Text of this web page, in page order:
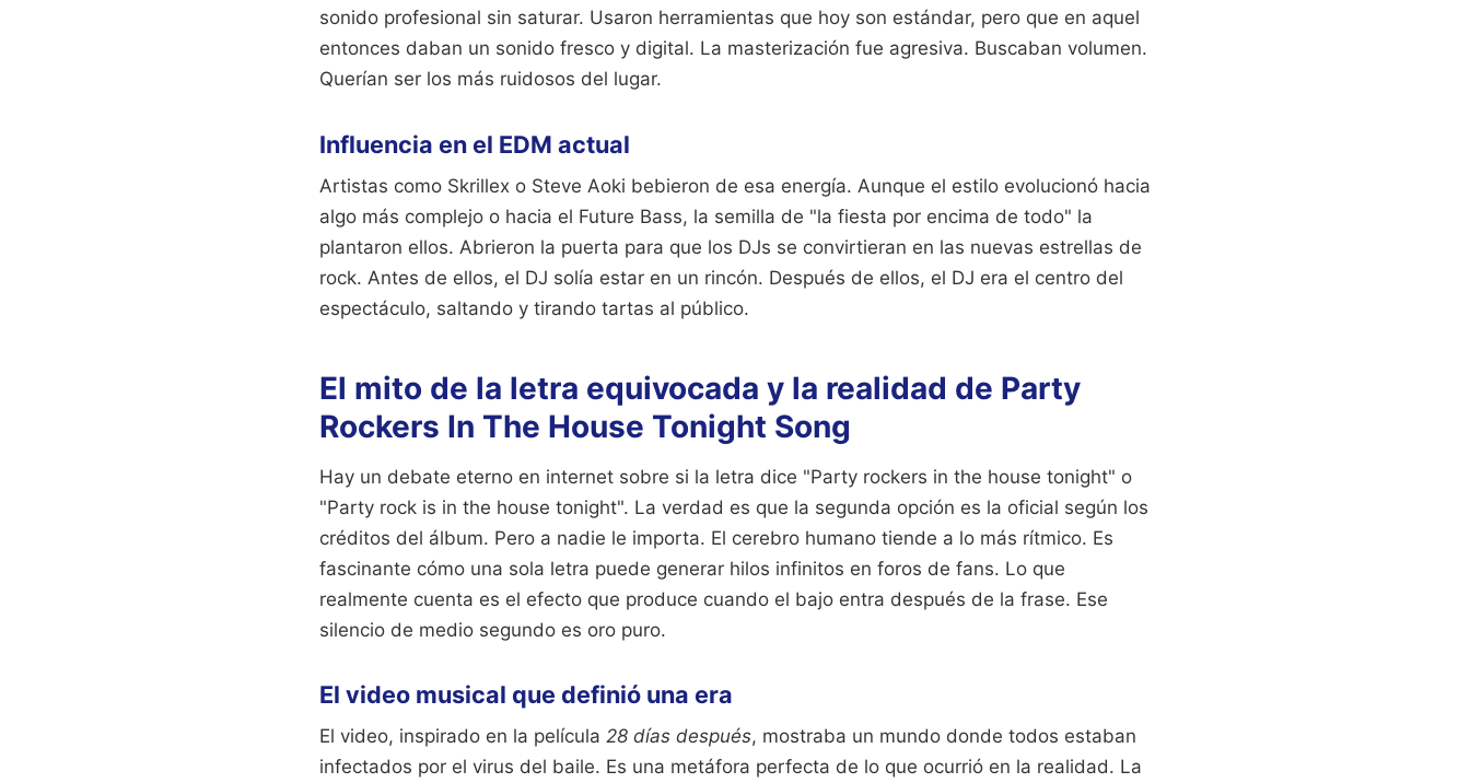
sonido profesional sin saturar. Usaron herramientas que hoy son estándar, pero que en aquel
entonces daban un sonido fresco y digital. La masterización fue agresiva. Buscaban volumen.
Querían ser los más ruidosos del lugar.
Influencia en el EDM actual
Artistas como Skrillex o Steve Aoki bebieron de esa energía. Aunque el estilo evolucionó hacia
algo más complejo o hacia el Future Bass, la semilla de "la fiesta por encima de todo" la
plantaron ellos. Abrieron la puerta para que los DJs se convirtieran en las nuevas estrellas de
rock. Antes de ellos, el DJ solía estar en un rincón. Después de ellos, el DJ era el centro del
espectáculo, saltando y tirando tartas al público.
El mito de la letra equivocada y la realidad de Party
Rockers In The House Tonight Song
Hay un debate eterno en internet sobre si la letra dice "Party rockers in the house tonight" o
"Party rock is in the house tonight". La verdad es que la segunda opción es la oficial según los
créditos del álbum. Pero a nadie le importa. El cerebro humano tiende a lo más rítmico. Es
fascinante cómo una sola letra puede generar hilos infinitos en foros de fans. Lo que
realmente cuenta es el efecto que produce cuando el bajo entra después de la frase. Ese
silencio de medio segundo es oro puro.
El video musical que definió una era
El video, inspirado en la película 28 días después, mostraba un mundo donde todos estaban
infectados por el virus del baile. Es una metáfora perfecta de lo que ocurrió en la realidad. La